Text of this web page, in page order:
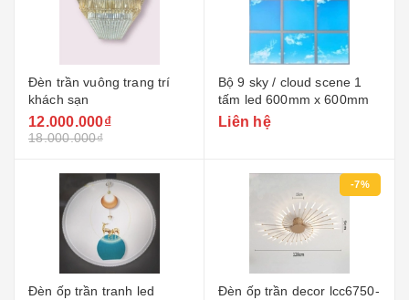
Đèn trần vuông trang trí
khách sạn
12.000.000₫
18.000.000₫
Bộ 9 sky / cloud scene 1
tấm led 600mm x 600mm
Liên hệ
Đèn ốp trần tranh led
-7%
Đèn ốp trần decor lcc6750-